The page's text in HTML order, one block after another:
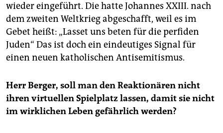
wieder eingeführt. Die hatte Johannes XXIII. nach
dem zweiten Weltkrieg abgeschafft, weil es im
Gebet heißt: „Lasset uns beten für die perfiden
Juden“ Das ist doch ein eindeutiges Signal für
einen neuen katholischen Antisemitismus.
Herr Berger, soll man den Reaktionären nicht
ihren virtuellen Spielplatz lassen, damit sie nicht
im wirklichen Leben gefährlich werden?